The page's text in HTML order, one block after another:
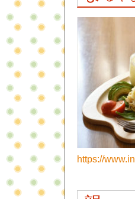
https://